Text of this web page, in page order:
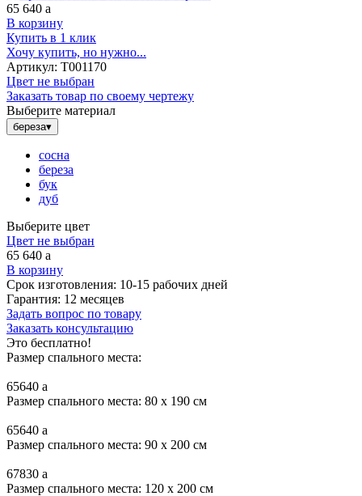
65 640 a
В корзину
Купить в 1 клик
Хочу купить, но нужно...
Артикул: Т001170
Цвет не выбран
Заказать товар по своему чертежу
Выберите материал
береза▾
сосна
береза
бук
дуб
Выберите цвет
Цвет не выбран
65 640 a
В корзину
Срок изготовления: 10-15 рабочих дней
Гарантия: 12 месяцев
Задать вопрос по товару
Заказать консультацию
Это бесплатно!
Размер спального места:
65640 a
Размер спального места: 80 x 190 см
65640 a
Размер спального места: 90 x 200 см
67830 a
Размер спального места: 120 x 200 см